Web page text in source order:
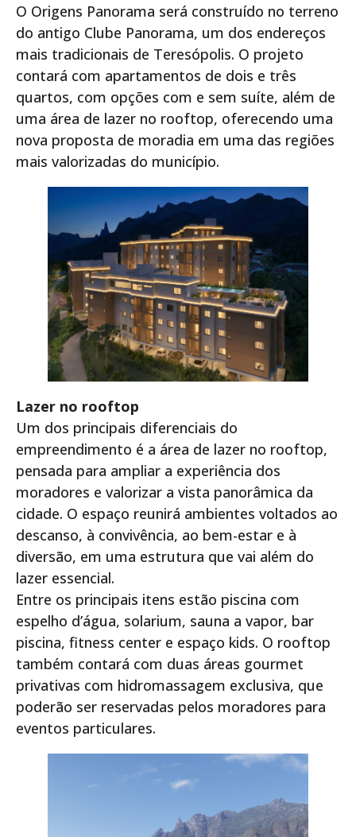
O Origens Panorama será construído no terreno
do antigo Clube Panorama, um dos endereços
mais tradicionais de Teresópolis. O projeto
contará com apartamentos de dois e três
quartos, com opções com e sem suíte, além de
uma área de lazer no rooftop, oferecendo uma
nova proposta de moradia em uma das regiões
mais valorizadas do município.
Lazer no rooftop
Um dos principais diferenciais do
empreendimento é a área de lazer no rooftop,
pensada para ampliar a experiência dos
moradores e valorizar a vista panorâmica da
cidade. O espaço reunirá ambientes voltados ao
descanso, à convivência, ao bem-estar e à
diversão, em uma estrutura que vai além do
lazer essencial.
Entre os principais itens estão piscina com
espelho d’água, solarium, sauna a vapor, bar
piscina, fitness center e espaço kids. O rooftop
também contará com duas áreas gourmet
privativas com hidromassagem exclusiva, que
poderão ser reservadas pelos moradores para
eventos particulares.